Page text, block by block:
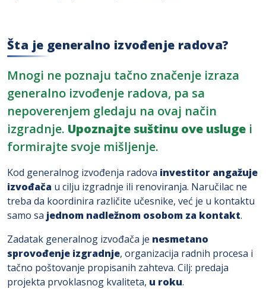
Šta je generalno izvođenje radova?
Mnogi ne poznaju tačno značenje izraza
generalno izvođenje radova, pa sa
nepoverenjem gledaju na ovaj način
izgradnje. Upoznajte suštinu ove usluge i
formirajte svoje mišljenje.
Kod generalnog izvođenja radova investitor angažuje
izvođača u cilju izgradnje ili renoviranja. Naručilac ne
treba da koordinira različite učesnike, već je u kontaktu
samo sa jednom nadležnom osobom za kontakt.
Zadatak generalnog izvođača je nesmetano
sprovođenje izgradnje, organizacija radnih procesa i
tačno poštovanje propisanih zahteva. Cilj: predaja
projekta prvoklasnog kvaliteta, u roku.